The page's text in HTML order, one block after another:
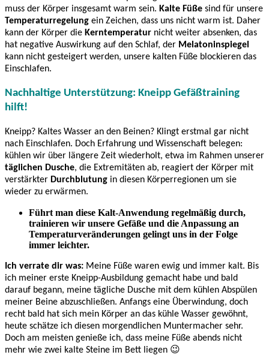
muss der Körper insgesamt warm sein. Kalte Füße sind für unsere
Temperaturregelung ein Zeichen, dass uns nicht warm ist. Daher
kann der Körper die Kerntemperatur nicht weiter absenken, das
hat negative Auswirkung auf den Schlaf, der Melatoninspiegel
kann nicht gesteigert werden, unsere kalten Füße blockieren das
Einschlafen.
Nachhaltige Unterstützung: Kneipp Gefäßtraining
hilft!
Kneipp? Kaltes Wasser an den Beinen? Klingt erstmal gar nicht
nach Einschlafen. Doch Erfahrung und Wissenschaft belegen:
kühlen wir über längere Zeit wiederholt, etwa im Rahmen unserer
täglichen Dusche, die Extremitäten ab, reagiert der Körper mit
verstärkter Durchblutung in diesen Körperregionen um sie
wieder zu erwärmen.
Führt man diese Kalt-Anwendung regelmäßig durch,
trainieren wir unsere Gefäße und die Anpassung an
Temperaturveränderungen gelingt uns in der Folge
immer leichter.
Ich verrate dir was: Meine Füße waren ewig und immer kalt. Bis
ich meiner erste Kneipp-Ausbildung gemacht habe und bald
darauf begann, meine tägliche Dusche mit dem kühlen Abspülen
meiner Beine abzuschließen. Anfangs eine Überwindung, doch
recht bald hat sich mein Körper an das kühle Wasser gewöhnt,
heute schätze ich diesen morgendlichen Muntermacher sehr.
Doch am meisten genieße ich, dass meine Füße abends nicht
mehr wie zwei kalte Steine im Bett liegen 😉